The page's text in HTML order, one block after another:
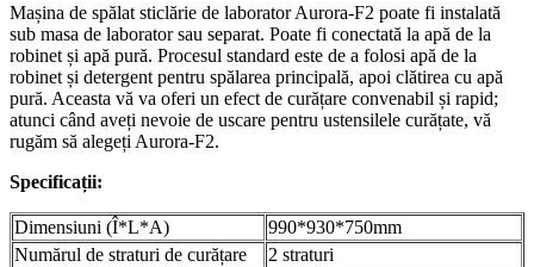
Mașina de spălat sticlărie de laborator Aurora-F2 poate fi instalată
sub masa de laborator sau separat. Poate fi conectată la apă de la
robinet și apă pură. Procesul standard este de a folosi apă de la
robinet și detergent pentru spălarea principală, apoi clătirea cu apă
pură. Aceasta vă va oferi un efect de curățare convenabil și rapid;
atunci când aveți nevoie de uscare pentru ustensilele curățate, vă
rugăm să alegeți Aurora-F2.
Specificații:
Dimensiuni (Î*L*A)
990*930*750mm
Numărul de straturi de curățare
2 straturi